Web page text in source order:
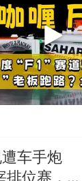
车手炮
排位赛，皮